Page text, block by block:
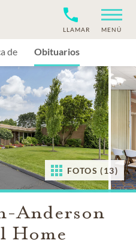
MENÚ
LLAMAR
de Obituarios
FOTOS (13)
Anderson
Home